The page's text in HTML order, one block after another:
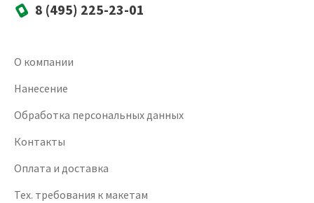
8 (495) 225-23-01
О компании
Нанесение
Обработка персональных данных
Контакты
Оплата и доставка
Тех. требования к макетам